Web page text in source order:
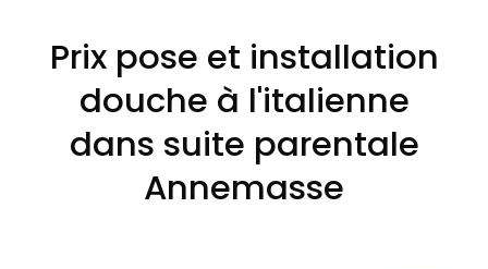
Prix pose et installation
douche à l'italienne
dans suite parentale
Annemasse